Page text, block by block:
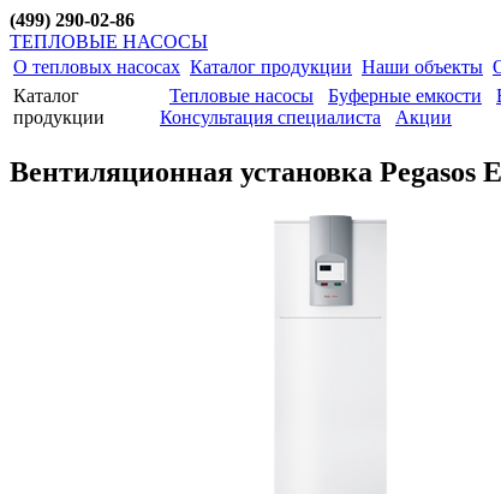
(499) 290-02-86
ТЕПЛОВЫЕ НАСОСЫ
О тепловых насосах Каталог продукции Наши объекты
Каталог
продукции
Тепловые насосы Буферные емкости
Консультация специалиста
Акции
Вентиляционная установка Pegasos